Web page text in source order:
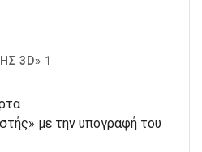
3D» 1
με την υπογραφή του